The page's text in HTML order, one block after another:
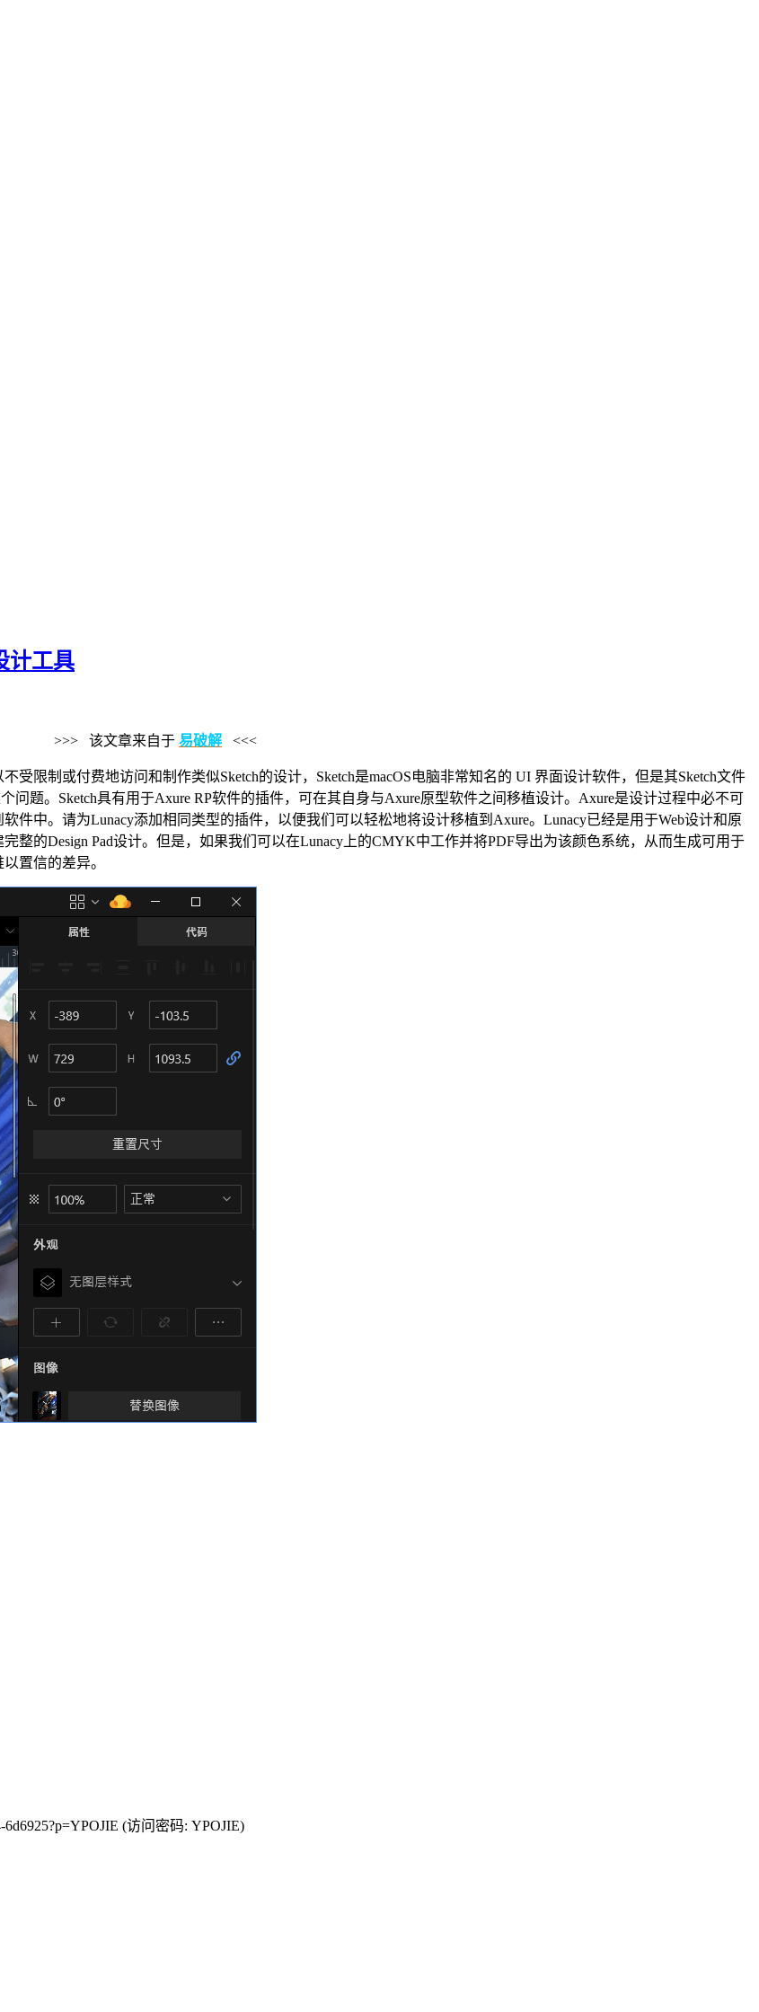
计工具
>>> 该文章来自于 易破解 <<<
受限制或付费地访问和制作类似Sketch的设计，Sketch是macOS电脑非常知名的 UI 界面设计软件，但是其Sketch文件
问题。Sketch具有用于Axure RP软件的插件，可在其自身与Axure原型软件之间移植设计。Axure是设计过程中必不可
件中。请为Lunacy添加相同类型的插件，以便我们可以轻松地将设计移植到Axure。Lunacy已经是用于Web设计和原
整的Design Pad设计。但是，如果我们可以在Lunacy上的CMYK中工作并将PDF导出为该颜色系统，从而生成可用于
置信的差异。
6d6925?p=YPOJIE (访问密码: YPOJIE)